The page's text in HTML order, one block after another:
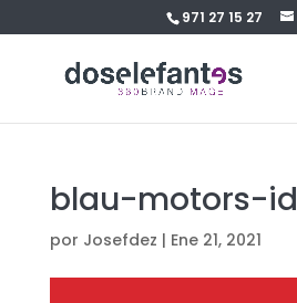
971 27 15 27
blau-motors-id
por Josefdez | Ene 21, 2021